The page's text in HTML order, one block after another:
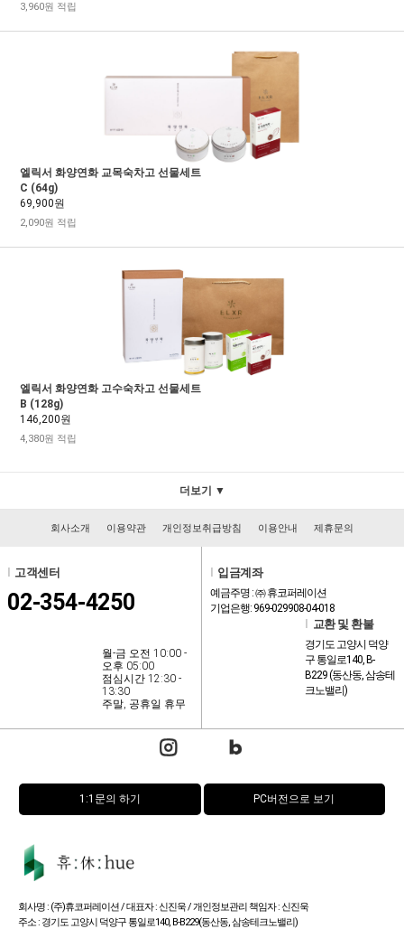
3,960원 적립
엘릭서 화양연화 교목숙차고 선물세트
C (64g)
69,900원
2,090원 적립
엘릭서 화양연화 고수숙차고 선물세트
B (128g)
146,200원
4,380원 적립
더보기 ▼
회사소개 이용약관 개인정보취급방침 이용안내 제휴문의
고객센터
02-354-4250
월-금 오전 10:00 -
오후 05:00
점심시간 12:30 -
13:30
주말, 공휴일 휴무
입금계좌
예금주명 : ㈜ 휴코퍼레이션
기업은행: 969-029908-04-018
교환 및 환불
경기도 고양시 덕양
구 통일로140, B-
B229 (동산동, 삼송테
크노밸리)
1:1문의 하기 PC버전으로 보기
회사명 : (주)휴코퍼레이션 / 대표자 : 신진욱 / 개인정보관리 책임자 : 신진욱
주소 : 경기도 고양시 덕양구 통일로140, B-B229(동산동, 삼송테크노밸리)